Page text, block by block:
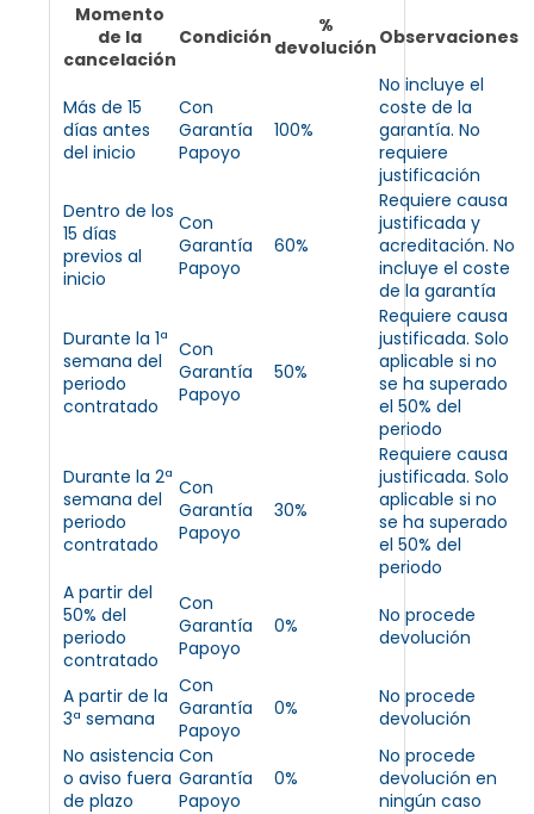
Momento
de la
cancelación
Condición
%
devolución Observaciones
Más de 15
días antes
del inicio
Con
Garantía
Papoyo
100%
No incluye el
coste de la
garantía. No
requiere
justificación
Dentro de los
15 días
previos al
inicio
Con
Garantía
Papoyo
60%
Requiere causa
justificada y
acreditación. No
incluye el coste
de la garantía
Durante la 1ª
semana del
periodo
contratado
Con
Garantía
Papoyo
50%
Requiere causa
justificada. Solo
aplicable si no
se ha superado
el 50% del
periodo
Durante la 2ª
semana del
periodo
contratado
Con
Garantía
Papoyo
30%
Requiere causa
justificada. Solo
aplicable si no
se ha superado
el 50% del
periodo
A partir del
50% del
periodo
contratado
Con
Garantía
Papoyo
0%
No procede
devolución
A partir de la
3ª semana
Con
Garantía
Papoyo
0%
No procede
devolución
No asistencia
o aviso fuera
de plazo
Con
Garantía
Papoyo
0%
No procede
devolución en
ningún caso